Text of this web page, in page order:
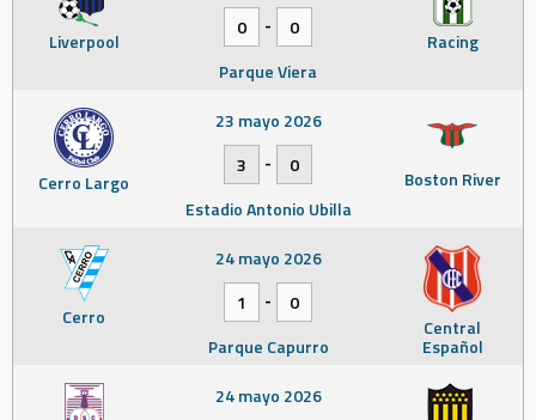
Liverpool Racing
0
-
0
Parque Viera
Cerro Largo Boston River
23 mayo 2026
3
-
0
Estadio Antonio Ubilla
Cerro Central
Español
24 mayo 2026
1
-
0
Parque Capurro
24 mayo 2026